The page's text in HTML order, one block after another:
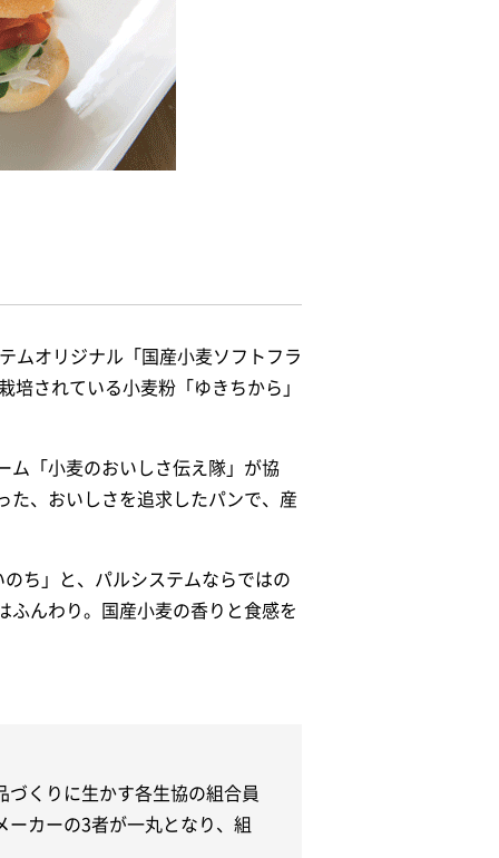
ムオリジナル「国産小麦ソフトフラ
培されている小麦粉「ゆきちから」
ム「小麦のおいしさ伝え隊」が協
た、おいしさを追求したパンで、産
ち」と、パルシステムならではの
ふんわり。国産小麦の香りと食感を
くりに生かす各生協の組合員
カーの3者が一丸となり、組